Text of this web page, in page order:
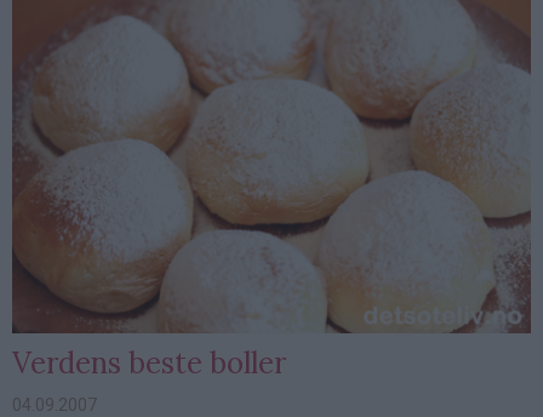
Verdens beste boller
04.09.2007